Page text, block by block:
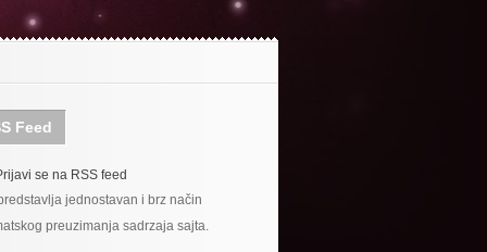
Feed
se na RSS feed
jednostavan i brz način
preuzimanja sadrzaja sajta.